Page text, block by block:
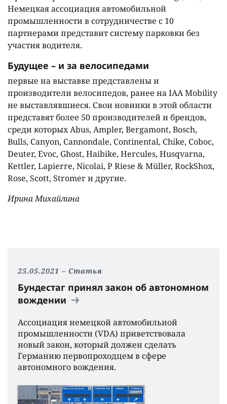
Немецкая ассоциация автомобильной
промышленности в сотрудничестве с 10
партнерами представит систему парковки без
участия водителя.
Будущее – и за велосипедами
первые на выставке представлены и
производители велосипедов, ранее на IAA Mobility
не выставлявшиеся. Свои новинки в этой области
представят более 50 производителей и брендов,
среди которых Abus, Ampler, Bergamont, Bosch,
Bulls, Canyon, Cannondale, Continental, Chike, Coboc,
Deuter, Evoc, Ghost, Haibike, Hercules, Husqvarna,
Kettler, Lapierre, Nicolai, P Riese & Müller, RockShox,
Rose, Scott, Stromer и другие.
Ирина Михайлина
25.05.2021 Статья
Бундестаг принял закон об автономном
вождении
Ассоциация немецкой автомобильной
промышленности (VDA) приветствовала
новый закон, который должен сделать
Германию первопроходцем в сфере
автономного вождения.